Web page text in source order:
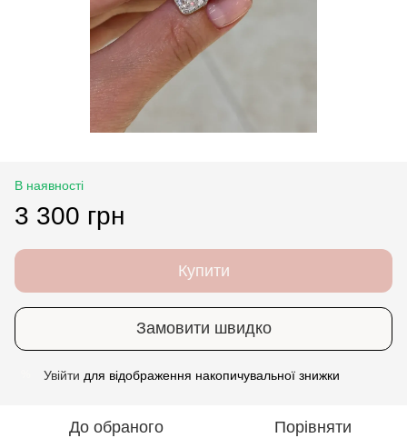
В наявності
3 300 грн
Купити
Замовити швидко
Увійти для відображення накопичувальної знижки
До обраного Порівняти